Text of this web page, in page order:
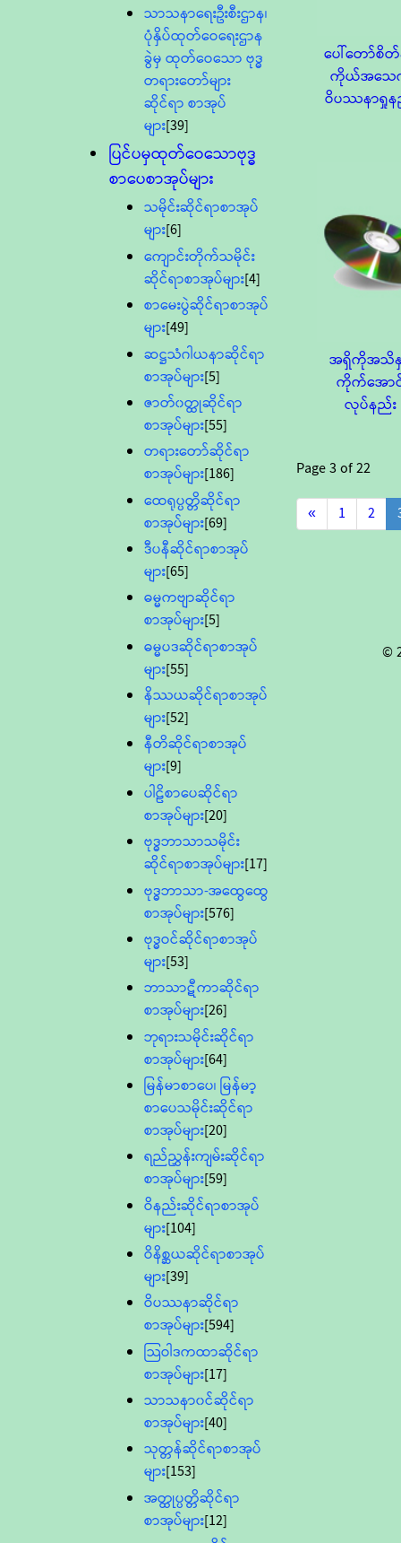
သာသနာရေးဦးစီးဌာန၊
ပုံနှိပ်ထုတ်ဝေရေးဌာန
ခွဲမှ ထုတ်ဝေသော ဗုဒ္ဓ
တရားတော်များ
ဆိုင်ရာ စာအုပ်
များ[39]
ပြင်ပမှထုတ်ဝေသောဗုဒ္ဓ
စာပေစာအုပ်များ
သမိုင်းဆိုင်ရာစာအုပ်
များ[6]
ကျောင်းတိုက်သမိုင်း
ဆိုင်ရာစာအုပ်များ[4]
စာမေးပွဲဆိုင်ရာစာအုပ်
များ[49]
ဆဋ္ဌသံဂါယနာဆိုင်ရာ
စာအုပ်များ[5]
ဇာတ်၀တ္ထုဆိုင်ရာ
စာအုပ်များ[55]
တရားတော်ဆိုင်ရာ
စာအုပ်များ[186]
ထေရုပ္ပတ္တိဆိုင်ရာ
စာအုပ်များ[69]
ဒီပနီဆိုင်ရာစာအုပ်
များ[65]
ဓမ္မကဗျာဆိုင်ရာ
စာအုပ်များ[5]
ဓမ္မပဒဆိုင်ရာစာအုပ်
များ[55]
နိဿယဆိုင်ရာစာအုပ်
များ[52]
နီတိဆိုင်ရာစာအုပ်
များ[9]
ပါဠိစာပေဆိုင်ရာ
စာအုပ်များ[20]
ဗုဒ္ဓဘာသာသမိုင်း
ဆိုင်ရာစာအုပ်များ[17]
ဗုဒ္ဓဘာသာ-အထွေထွေ
စာအုပ်များ[576]
ဗုဒ္ဓဝင်ဆိုင်ရာစာအုပ်
များ[53]
ဘာသာဋီကာဆိုင်ရာ
စာအုပ်များ[26]
ဘုရားသမိုင်းဆိုင်ရာ
စာအုပ်များ[64]
မြန်မာစာပေ၊ မြန်မာ့
စာပေသမိုင်းဆိုင်ရာ
စာအုပ်များ[20]
ရည်ညွှန်းကျမ်းဆိုင်ရာ
စာအုပ်များ[59]
ဝိနည်းဆိုင်ရာစာအုပ်
များ[104]
ဝိနိစ္ဆယဆိုင်ရာစာအုပ်
များ[39]
ဝိပဿနာဆိုင်ရာ
စာအုပ်များ[594]
သြဝါဒကထာဆိုင်ရာ
စာအုပ်များ[17]
သာသနာ၀င်ဆိုင်ရာ
စာအုပ်များ[40]
သုတ္တန်ဆိုင်ရာစာအုပ်
များ[153]
အတ္ထုပ္ပတ္တိဆိုင်ရာ
စာအုပ်များ[12]
ပေါ်တော်စိ
ကိုယ်အသ
ဝိပဿနာရှုန
အရှိကိုအသိ
ကိုက်အော
လုပ်နည်း
Page3 of22
«
1 2
©